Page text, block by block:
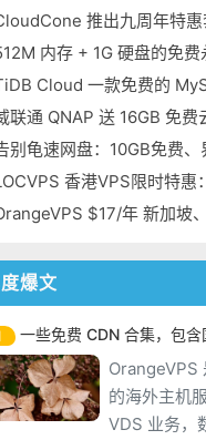
推出九周年特
内存 + 1G 硬盘的免费永
Cloud 一款免费的
联通 QNAP 送 16GB 免费云存储，
别龟速网盘：10GB免费、界面
香港VPS限时特惠：7折后月付仅
$17/年 新加坡、
爆文
OrangeVPS
的海外主机
VDS 业务，